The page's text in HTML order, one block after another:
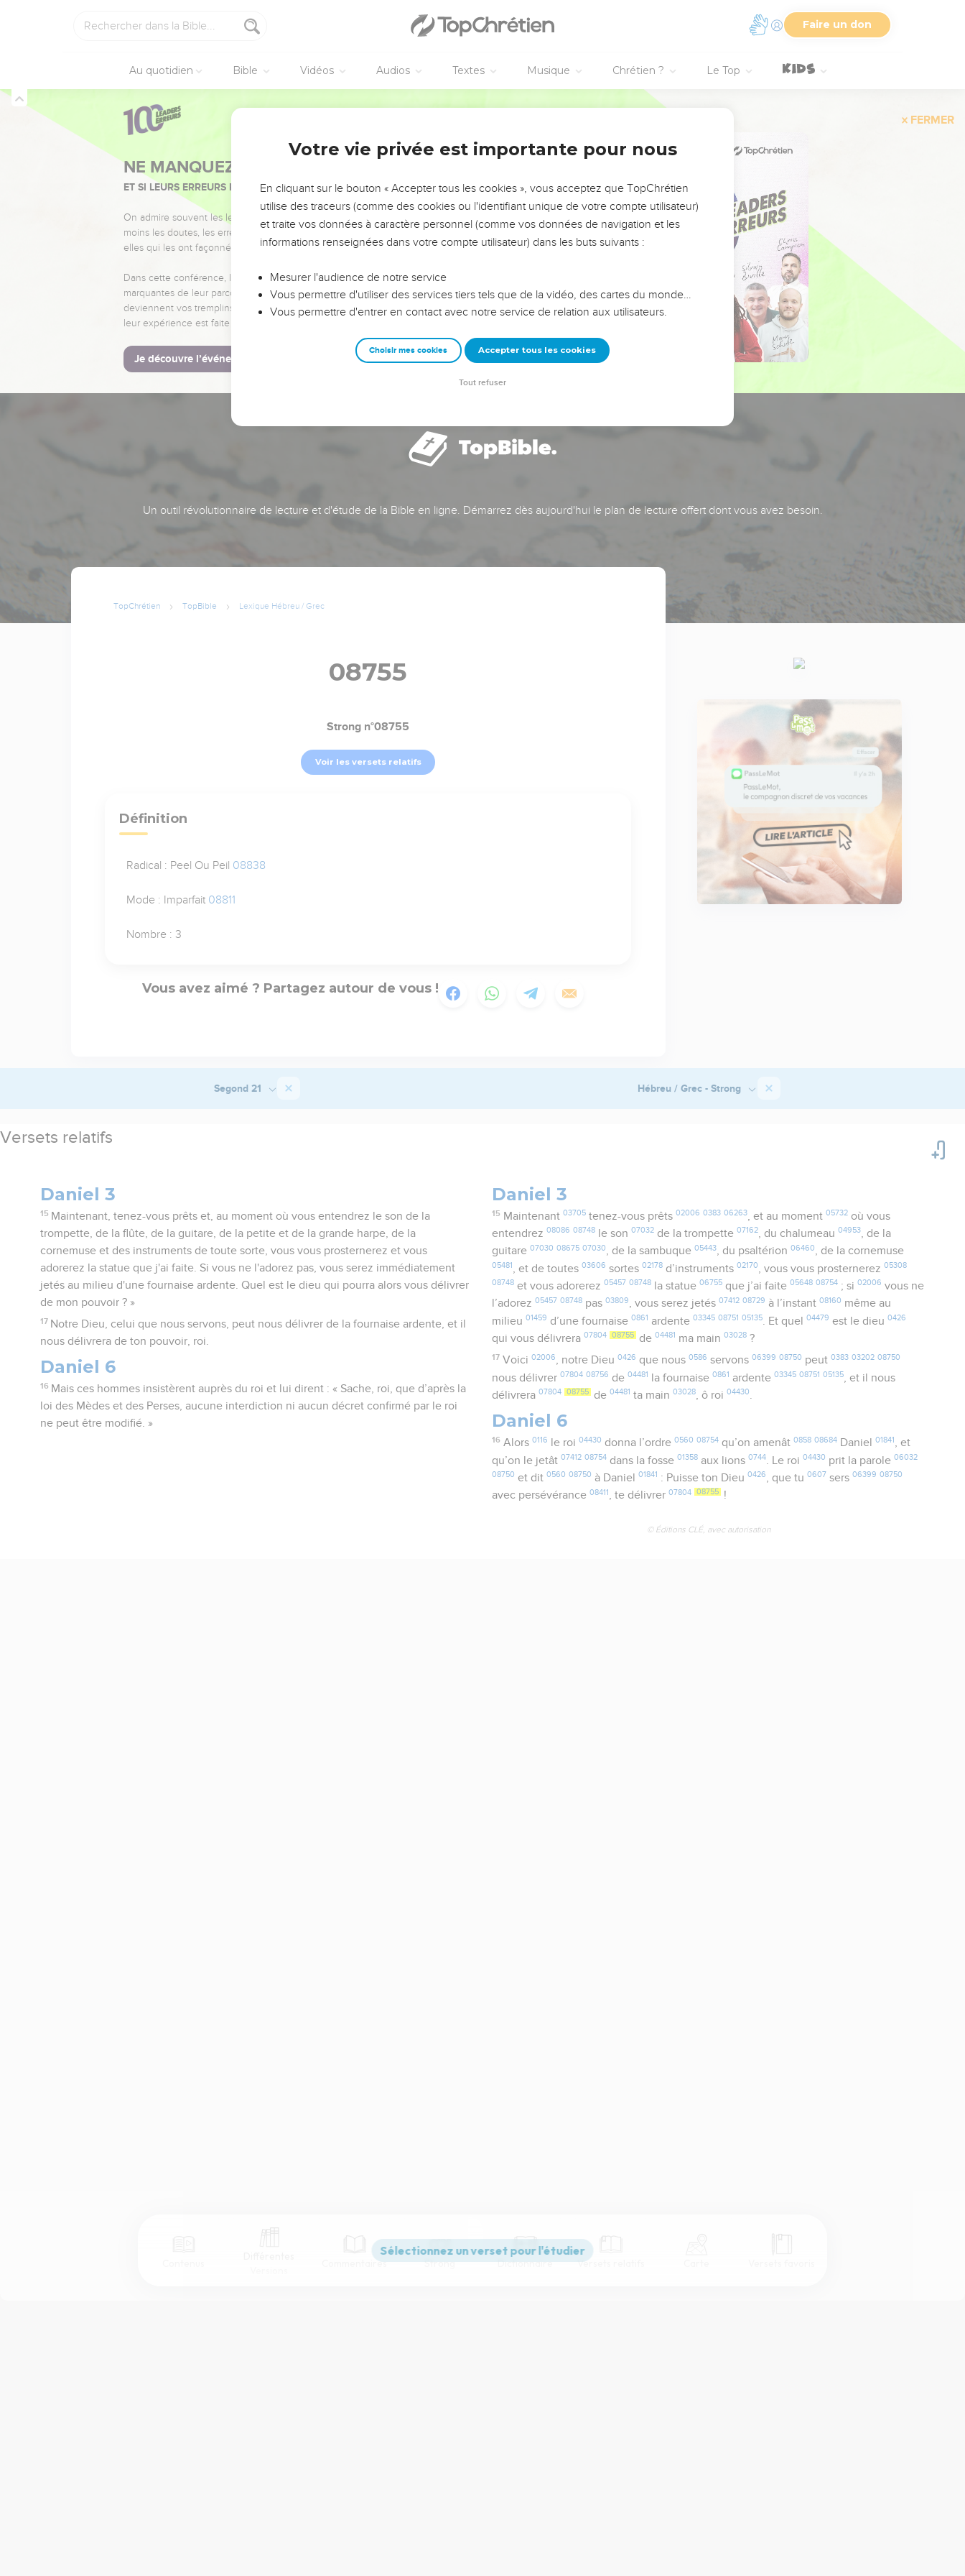
Faire un don
Au quotidien Bible Vidéos Audios Textes Musique Chrétien ? Le Top
FERMER
NE MANQUEZ PAS L’ÉVÉNEMENT DE L’ANNÉE !
ET SI LEURS ERREURS POUVAIENT VOUS ÉVITER LES VOTRES ?
On admire souvent les leaders pour leurs réussites, leur impact, leur foi ou leur vision. Mais on voit
moins les doutes, les erreurs et les saisons difficiles qu'ils ont traversés, alors même que ce sont
elles qui les ont façonnés.
Dans cette conférence, leaders, entrepreneurs, et responsables reviennent sur les erreurs
marquantes de leur parcours et les clés pour avancer avec plus de sagesse afin que leurs erreurs
deviennent vos tremplins. Que vous guidiez un ministère, une équipe, un groupe ou une famille,
leur expérience est faite pour vous.
Je découvre l’événement
Un outil révolutionnaire de lecture et d'étude de la Bible en ligne. Démarrez dès aujourd'hui le plan de lecture offert dont vous avez besoin.
TopChrétien TopBible Lexique Hébreu / Grec
08755
Strong n°08755
Voir les versets relatifs
Définition
Radical : Peel Ou Peil 08838
Mode : Imparfait 08811
Nombre : 3
Vous avez aimé ? Partagez autour de vous !
Commentaires Strong Dictionnaire Versets relatifs
Segond 21 Hébreu / Grec - Strong
Versets relatifs
Daniel 3
15 Maintenant, tenez-vous prêts et, au moment où vous entendrez le son de la
trompette, de la flûte, de la guitare, de la petite et de la grande harpe, de la
cornemuse et des instruments de toute sorte, vous vous prosternerez et vous
adorerez la statue que j'ai faite. Si vous ne l'adorez pas, vous serez immédiatement
jetés au milieu d'une fournaise ardente. Quel est le dieu qui pourra alors vous délivrer
de mon pouvoir ? »
17 Notre Dieu, celui que nous servons, peut nous délivrer de la fournaise ardente, et il
nous délivrera de ton pouvoir, roi.
Daniel 6
16 Mais ces hommes insistèrent auprès du roi et lui dirent : « Sache, roi, que d’après la
loi des Mèdes et des Perses, aucune interdiction ni aucun décret confirmé par le roi
ne peut être modifié. »
Daniel 3
15 Maintenant 03705tenez-vous prêts 02006 0383 06263, et au moment 05732où vous
entendrez08086 08748 le son07032 de la trompette07162, du chalumeau04953, de la
guitare07030 08675 07030, de la sambuque05443, du psaltérion06460, de la cornemuse
05481 , et de toutes03606 sortes02178 d’instruments02170 , vous vous prosternerez05308
08748 et vous adorerez05457 08748 la statue06755 que j’ai faite05648 08754 ; si02006 vous ne
l’adorez05457 08748 pas03809, vous serez jetés07412 08729 à l’instant08160 même au
milieu01459 d’une fournaise0861 ardente03345 08751 05135 . Et quel04479 est le dieu0426
qui vous délivrera07804 08755 de04481 ma main03028 ?
17 Voici 02006, notre Dieu 0426 que nous 0586 servons 06399 08750 peut 0383 03202 08750
nous délivrer07804 08756 de04481 la fournaise0861 ardente03345 08751 05135
, et il nous
délivrera07804 08755 de04481 ta main03028, ô roi04430.
Daniel 6
16 Alors 0116 le roi 04430 donna l’ordre 0560 08754qu’on amenât 0858 08684Daniel 01841, et
qu’on le jetât07412 08754 dans la fosse01358 aux lions0744 . Le roi04430 prit la parole06032
08750 et dit0560 08750 à Daniel01841 : Puisse ton Dieu0426, que tu0607 sers06399 08750
avec persévérance08411, te délivrer07804 08755 !
© Éditions CLÉ, avec autorisation
Votre vie privée est importante pour nous
En cliquant sur le bouton « Accepter tous les cookies », vous acceptez que TopChrétien
utilise des traceurs (comme des cookies ou l'identifiant unique de votre compte utilisateur)
et traite vos données à caractère personnel (comme vos données de navigation et les
informations renseignées dans votre compte utilisateur) dans les buts suivants :
Mesurer l'audience de notre service
Vous permettre d'utiliser des services tiers tels que de la vidéo, des cartes du monde…
Vous permettre d'entrer en contact avec notre service de relation aux utilisateurs.
Choisir mes cookies Accepter tous les cookies
Tout refuser